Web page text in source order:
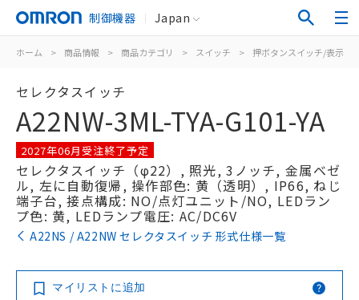
制御機器 Japan
ホーム > 商品情報 > 商品カテゴリ > スイッチ > 押ボタンスイッチ/表示灯
セレクタスイッチ
A22NW-3ML-TYA-G101-YA
2027年06月受注終了予定
セレクタスイッチ（φ22）, 照光, 3ノッチ, 金属ベゼ
ル, 左に自動復帰, 操作部色: 黄（透明）, IP66, ねじ
端子台, 接点構成: NO/点灯ユニット/NO, LEDラン
プ色: 黄, LEDランプ電圧: AC/DC6V
A22NS / A22NW セレクタスイッチ 形式仕様一覧
マイリストに追加